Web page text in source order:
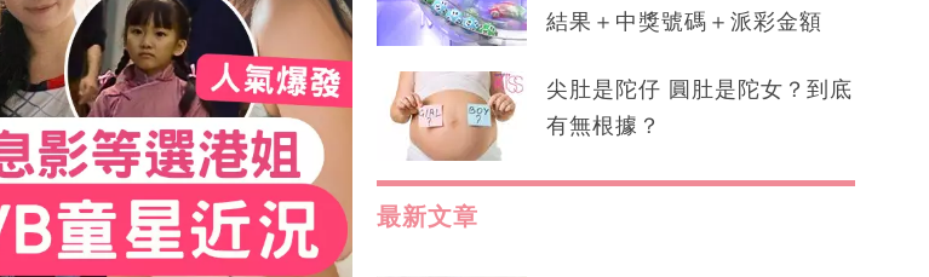
結果＋中獎號碼＋派彩金額
尖肚是陀仔 圓肚是陀女？到底
有無根據？
最新文章